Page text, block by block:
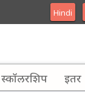
Hindi
स्कॉलरशिप इतर